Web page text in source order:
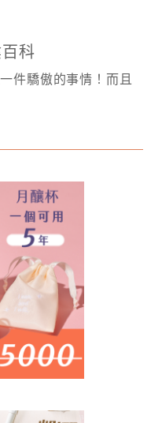
科
件驕傲的事情！而且